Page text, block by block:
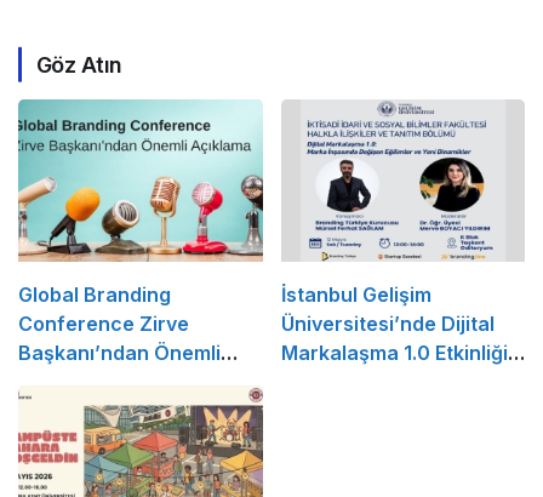
Göz Atın
Global Branding
Conference Zirve
Başkanı’ndan Önemli
Açıklama
İstanbul Gelişim
Üniversitesi’nde Dijital
Markalaşma 1.0 Etkinliği